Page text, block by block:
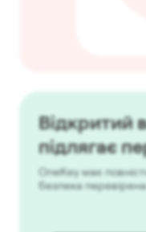
Відкритий
підлягає
OneKey має
безпека